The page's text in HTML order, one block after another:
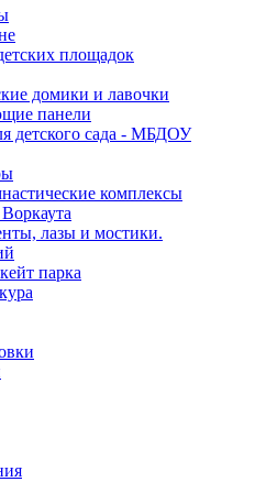
площадок
домики и лавочки
панели
детского сада - МБДОУ
комплексы
лазы и мостики.
парка